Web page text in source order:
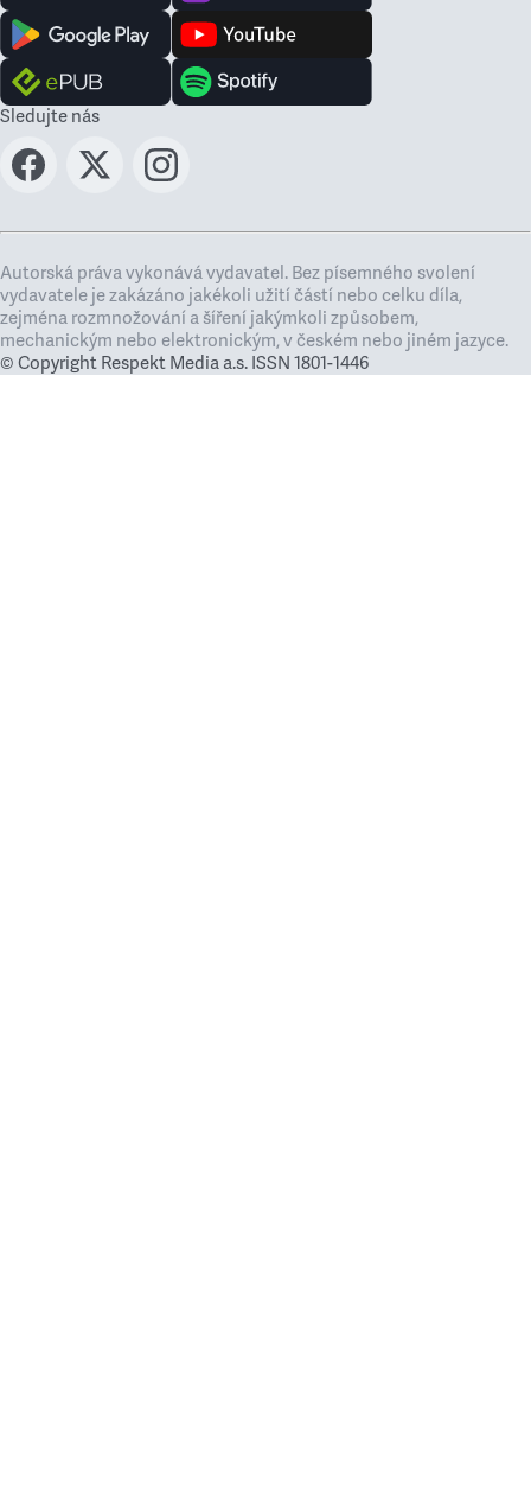
Sledujte nás
Autorská práva vykonává vydavatel. Bez písemného svolení
vydavatele je zakázáno jakékoli užití částí nebo celku díla,
zejména rozmnožování a šíření jakýmkoli způsobem,
mechanickým nebo elektronickým, v českém nebo jiném jazyce.
© Copyright Respekt Media a.s. ISSN 1801-1446